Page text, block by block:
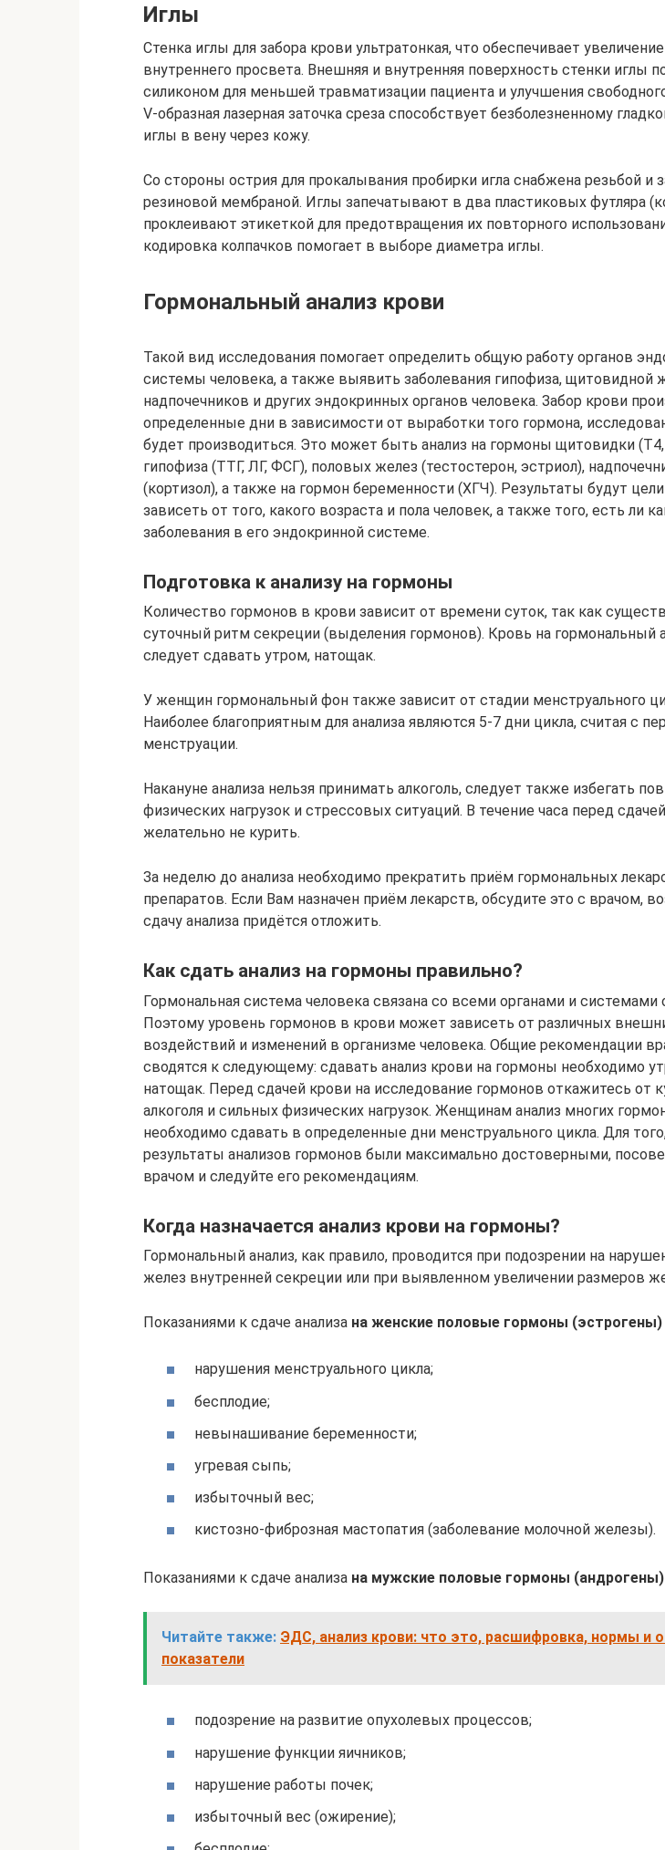
Иглы
Стенка иглы для забора крови ультратонкая, что обеспечивает
внутреннего просвета. Внешняя и внутренняя поверхность стенки иглы
силиконом для меньшей травматизации пациента и улучшения
V-образная лазерная заточка среза способствует безболезненному
иглы в вену через кожу.
Со стороны острия для прокалывания пробирки игла снабжена резьбой и
резиновой мембраной. Иглы запечатывают в два пластиковых футляра
проклеивают этикеткой для предотвращения их повторного
кодировка колпачков помогает в выборе диаметра иглы.
Гормональный анализ крови
Такой вид исследования помогает определить общую работу органов
системы человека, а также выявить заболевания гипофиза, щитовидной
надпочечников и других эндокринных органов человека. Забор крови
определенные дни в зависимости от выработки того гормона,
будет производиться. Это может быть анализ на гормоны щитовидки
гипофиза (ТТГ, ЛГ, ФСГ), половых желез (тестостерон, эстриол),
(кортизол), а также на гормон беременности (ХГЧ). Результаты будут
зависеть от того, какого возраста и пола человек, а также того, есть ли
заболевания в его эндокринной системе.
Подготовка к анализу на гормоны
Количество гормонов в крови зависит от времени суток, так как
суточный ритм секреции (выделения гормонов). Кровь на гормональный
следует сдавать утром, натощак.
У женщин гормональный фон также зависит от стадии менструального
Наиболее благоприятным для анализа являются 5-7 дни цикла, считая с
менструации.
Накануне анализа нельзя принимать алкоголь, следует также избегать
физических нагрузок и стрессовых ситуаций. В течение часа перед
желательно не курить.
За неделю до анализа необходимо прекратить приём гормональных
препаратов. Если Вам назначен приём лекарств, обсудите это с врачом,
сдачу анализа придётся отложить.
Как сдать анализ на гормоны правильно?
Гормональная система человека связана со всеми органами и системами
Поэтому уровень гормонов в крови может зависеть от различных
воздействий и изменений в организме человека. Общие рекомендации
сводятся к следующему: сдавать анализ крови на гормоны необходимо
натощак. Перед сдачей крови на исследование гормонов откажитесь от
алкоголя и сильных физических нагрузок. Женщинам анализ многих
необходимо сдавать в определенные дни менструального цикла. Для
результаты анализов гормонов были максимально достоверными,
врачом и следуйте его рекомендациям.
Когда назначается анализ крови на гормоны?
Гормональный анализ, как правило, проводится при подозрении на
желез внутренней секреции или при выявленном увеличении размеров
Показаниями к сдаче анализа на женские половые гормоны (эстрогены)
нарушения менструального цикла;
бесплодие;
невынашивание беременности;
угревая сыпь;
избыточный вес;
кистозно-фиброзная мастопатия (заболевание молочной железы).
Показаниями к сдаче анализа на мужские половые гормоны (андрогены)
Читайте также: ЭДС, анализ крови: что это, расшифровка, нормы и
показатели
подозрение на развитие опухолевых процессов;
нарушение функции яичников;
нарушение работы почек;
избыточный вес (ожирение);